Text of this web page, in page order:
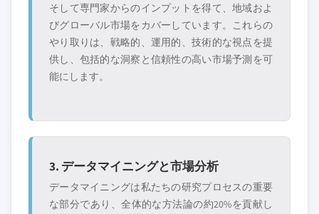
そして専門家からのインプットを得て、地域およ
びグローバル市場をカバーしています。これらの
やり取りは、戦略的、運用的、技術的な視点を提
供し、包括的な洞察と信頼性の高い市場予測を可
能にします。
3. データマイニングと市場分析
データマイニングは私たちの研究プロセスの重要
な部分であり、全体的な方法論の約20%を貢献し